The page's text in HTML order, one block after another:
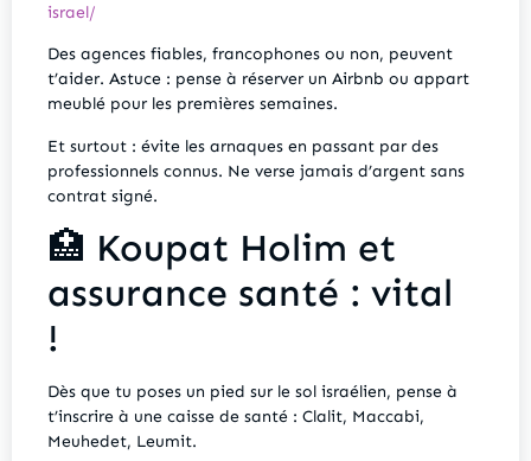
israel/
Des agences fiables, francophones ou non, peuvent
t’aider. Astuce : pense à réserver un Airbnb ou appart
meublé pour les premières semaines.
Et surtout : évite les arnaques en passant par des
professionnels connus. Ne verse jamais d’argent sans
contrat signé.
🏥 Koupat Holim et
assurance santé : vital
!
Dès que tu poses un pied sur le sol israélien, pense à
t’inscrire à une caisse de santé : Clalit, Maccabi,
Meuhedet, Leumit.